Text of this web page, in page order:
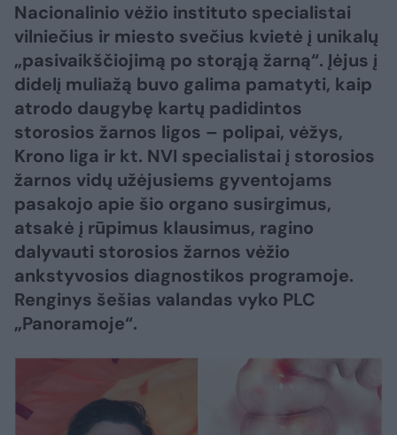
Nacionalinio vėžio instituto specialistai
vilniečius ir miesto svečius kvietė į unikalų
„pasivaikščiojimą po storąją žarną“. Įėjus į
didelį muliažą buvo galima pamatyti, kaip
atrodo daugybę kartų padidintos
storosios žarnos ligos – polipai, vėžys,
Krono liga ir kt. NVI specialistai į storosios
žarnos vidų užėjusiems gyventojams
pasakojo apie šio organo susirgimus,
atsakė į rūpimus klausimus, ragino
dalyvauti storosios žarnos vėžio
ankstyvosios diagnostikos programoje.
Renginys šešias valandas vyko PLC
„Panoramoje“.